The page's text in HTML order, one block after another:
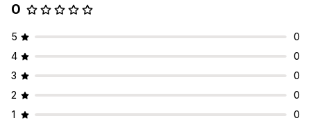
0
5
0
4
0
3
0
2
0
1
0